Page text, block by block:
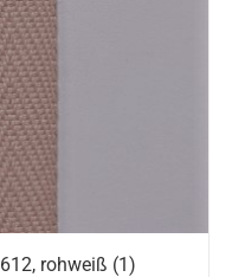
rohweiß (1)